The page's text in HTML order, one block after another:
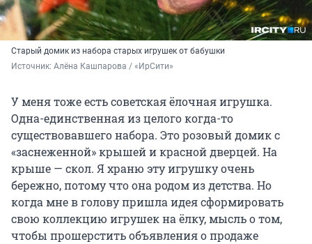
Старый домик из набора старых игрушек от бабушки
Источник: Алёна Кашпарова / «ИрСити»
У меня тоже есть советская ёлочная игрушка.
Одна-единственная из целого когда-то
существовавшего набора. Это розовый домик с
«заснеженной» крышей и красной дверцей. На
крыше — скол. Я храню эту игрушку очень
бережно, потому что она родом из детства. Но
когда мне в голову пришла идея сформировать
свою коллекцию игрушек на ёлку, мысль о том,
чтобы прошерстить объявления о продаже